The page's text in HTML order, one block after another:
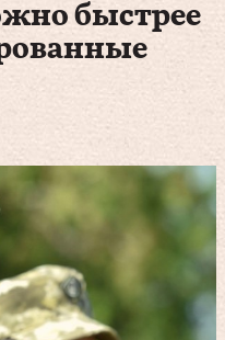
быстрее